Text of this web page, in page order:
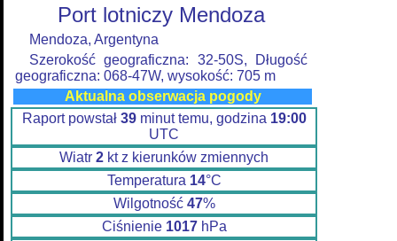
Port lotniczy Mendoza
Mendoza, Argentyna
Szerokość geograficzna: 32-50S, Długość
geograficzna: 068-47W, wysokość: 705 m
Aktualna obserwacja pogody
Raport powstał 39minut temu, godzina 19:00
UTC
Wiatr 2 kt z kierunków zmiennych
Temperatura 14°C
Wilgotność 47%
Ciśnienie 1017hPa